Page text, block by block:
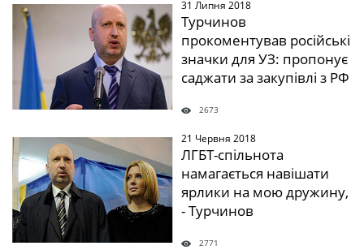
" /> 31 Липня 2018
Турчинов
прокоментував російські
значки для УЗ: пропонує
саджати за закупівлі з РФ
2673
" /> 21 Червня 2018
ЛГБТ-спільнота
намагається навішати
ярлики на мою дружину,
- Турчинов
2771